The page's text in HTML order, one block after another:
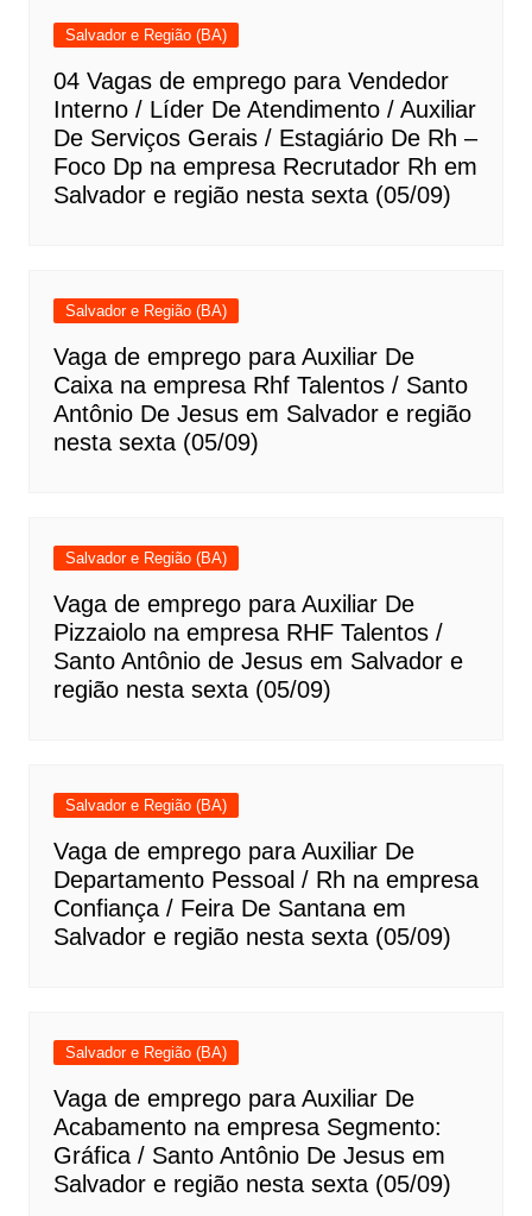
Salvador e Região (BA)
04 Vagas de emprego para Vendedor
Interno / Líder De Atendimento / Auxiliar
De Serviços Gerais / Estagiário De Rh –
Foco Dp na empresa Recrutador Rh em
Salvador e região nesta sexta (05/09)
Salvador e Região (BA)
Vaga de emprego para Auxiliar De
Caixa na empresa Rhf Talentos / Santo
Antônio De Jesus em Salvador e região
nesta sexta (05/09)
Salvador e Região (BA)
Vaga de emprego para Auxiliar De
Pizzaiolo na empresa RHF Talentos /
Santo Antônio de Jesus em Salvador e
região nesta sexta (05/09)
Salvador e Região (BA)
Vaga de emprego para Auxiliar De
Departamento Pessoal / Rh na empresa
Confiança / Feira De Santana em
Salvador e região nesta sexta (05/09)
Salvador e Região (BA)
Vaga de emprego para Auxiliar De
Acabamento na empresa Segmento:
Gráfica / Santo Antônio De Jesus em
Salvador e região nesta sexta (05/09)